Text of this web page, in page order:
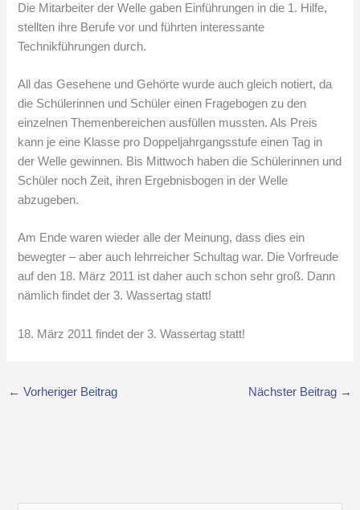
Die Mitarbeiter der Welle gaben Einführungen in die 1. Hilfe,
stellten ihre Berufe vor und führten interessante
Technikführungen durch.
All das Gesehene und Gehörte wurde auch gleich notiert, da
die Schülerinnen und Schüler einen Fragebogen zu den
einzelnen Themenbereichen ausfüllen mussten. Als Preis
kann je eine Klasse pro Doppeljahrgangsstufe einen Tag in
der Welle gewinnen. Bis Mittwoch haben die Schülerinnen und
Schüler noch Zeit, ihren Ergebnisbogen in der Welle
abzugeben.
Am Ende waren wieder alle der Meinung, dass dies ein
bewegter – aber auch lehrreicher Schultag war. Die Vorfreude
auf den 18. März 2011 ist daher auch schon sehr groß. Dann
nämlich findet der 3. Wassertag statt!
18. März 2011 findet der 3. Wassertag statt!
← Vorheriger Beitrag Nächster Beitrag →